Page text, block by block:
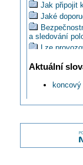
Jak připojit
Jaké
a sledování
Lze
Malé
Jak řešíte
Aktuální